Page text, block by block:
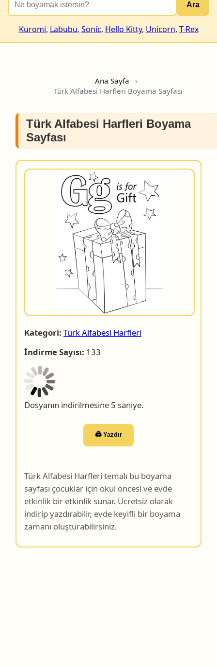
Ara
Kuromi, Labubu, Sonic, Hello Kitty, Unicorn, T-Rex
Ana Sayfa
›
Türk Alfabesi Harfleri Boyama Sayfası
Türk Alfabesi Harfleri Boyama
Sayfası
Kategori: Türk Alfabesi Harfleri
İndirme Sayısı: 133
Dosyanın indirilmesine 4 saniye.
etkinlik bir etkinlik sunar. Ücretsiz olarak
indirip yazdırabilir, evde keyifli bir boyama
zamanı oluşturabilirsiniz.